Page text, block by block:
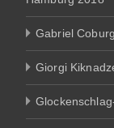
Gabriel
Giorgi